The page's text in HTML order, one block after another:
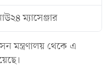
ম্যাসেঞ্জার
মন্ত্রণালয় থেকে এ